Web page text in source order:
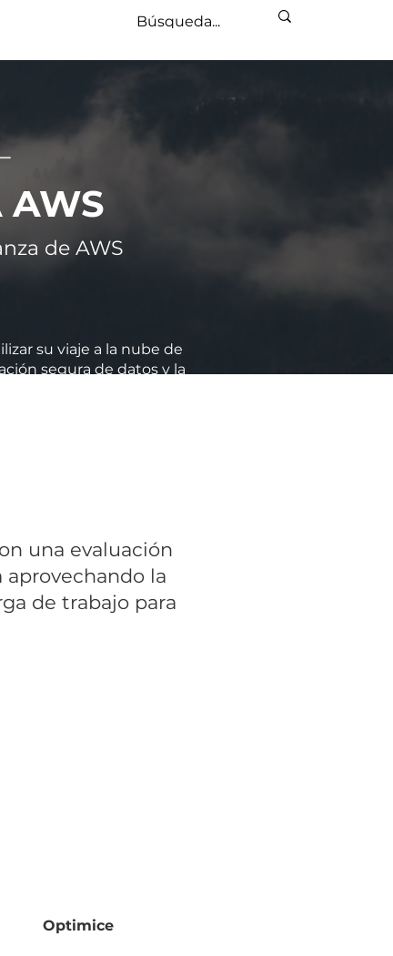
AWS
de AWS
su viaje a la nube de
segura de datos y la
una evaluación
la
de trabajo para
Optimice